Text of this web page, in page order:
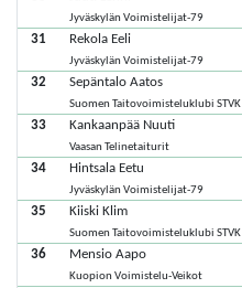
Jyväskylän Voimistelijat-79
31 Rekola Eeli
Jyväskylän Voimistelijat-79
32 Sepäntalo Aatos
Suomen Taitovoimisteluklubi STVK
33 Kankaanpää Nuuti
Vaasan Telinetaiturit
34 Hintsala Eetu
Jyväskylän Voimistelijat-79
35 Kiiski Klim
Suomen Taitovoimisteluklubi STVK
36 Mensio Aapo
Kuopion Voimistelu-Veikot